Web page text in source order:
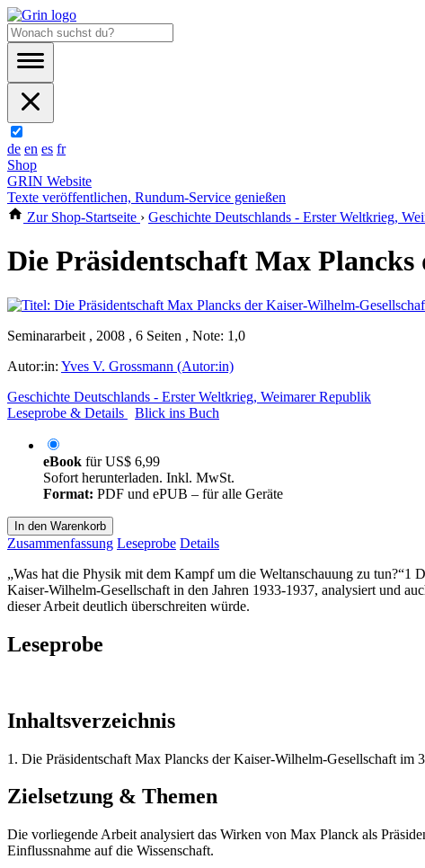
de en es fr
Shop
GRIN Website
Texte veröffentlichen, Rundum-Service genießen
Zur Shop-Startseite › Geschichte Deutschlands - Erster Weltkrieg,
Die Präsidentschaft Max
Seminararbeit , 2008 , 6 Seiten , Note: 1,0
Autor:in: Yves V. Grossmann (Autor:in)
Geschichte Deutschlands - Erster Weltkrieg, Weimarer Republik
Leseprobe & Details
Blick ins Buch
eBook fürUS$ 6,99
Sofort herunterladen. Inkl. MwSt.
Format: PDF und ePUB – für alle Geräte
In den Warenkorb
Zusammenfassung Leseprobe Details
„Was hat die Physik mit dem Kampf um die Weltanschauung zu tun?“1
Kaiser-Wilhelm-Gesellschaft in den Jahren 1933-1937, analysiert und
dieser Arbeit deutlich überschreiten würde.
Leseprobe
Inhaltsverzeichnis
1. Die Präsidentschaft Max Plancks der Kaiser-Wilhelm-Gesellschaft im
Zielsetzung & Themen
Die vorliegende Arbeit analysiert das Wirken von Max Planck als
Einflussnahme auf die Wissenschaft.